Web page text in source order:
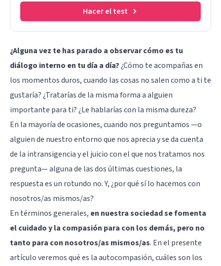
Hacer el test
¿Alguna vez te has parado a observar cómo es tu
diálogo interno en tu día a día?¿Cómo te acompañas en
los momentos duros, cuando las cosas no salen como a ti te
gustaría? ¿Tratarías de la misma forma a alguien
importante para ti? ¿Le hablarías con la misma dureza?
En la mayoría de ocasiones, cuando nos preguntamos —o
alguien de nuestro entorno que nos aprecia y se da cuenta
de la intransigencia y el juicio con el que nos tratamos nos
pregunta— alguna de las dos últimas cuestiones, la
respuesta es un rotundo no. Y, ¿por qué sí lo hacemos con
nosotros/as mismos/as?
En términos generales, en nuestra sociedad se fomenta
el cuidado y la compasión para con los demás, pero no
tanto para con nosotros/as mismos/as. En el presente
artículo veremos qué es la autocompasión, cuáles son los